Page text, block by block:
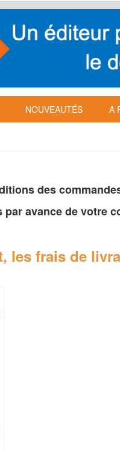
NOUVEAUTÉS A
des
avance de votre
les frais de